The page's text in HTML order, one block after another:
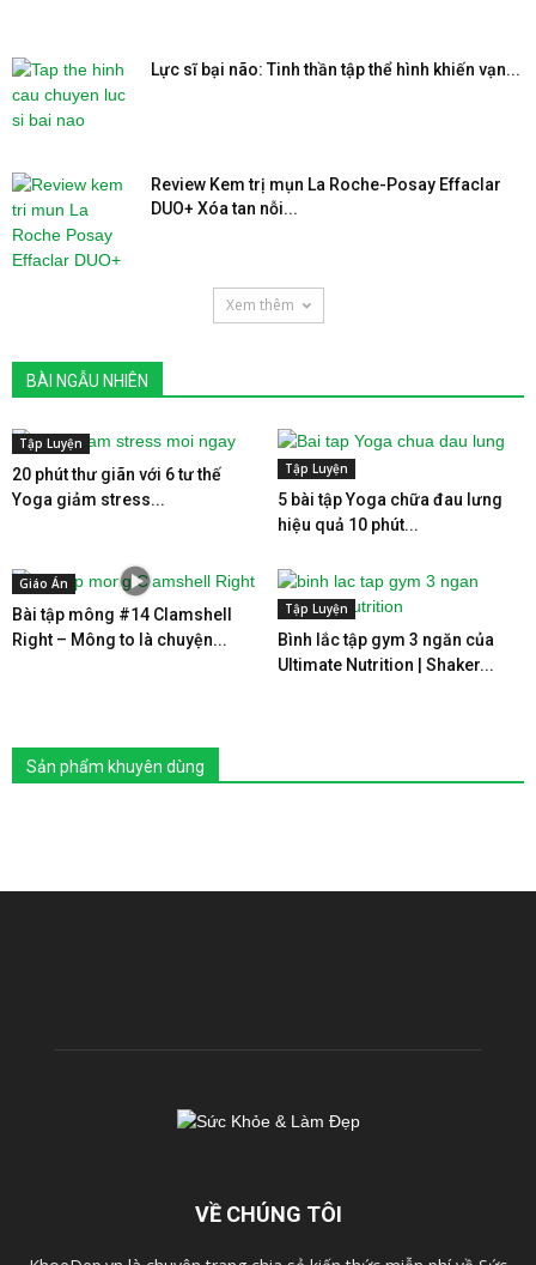
Lực sĩ bại não: Tinh thần tập thể hình khiến vạn...
Review Kem trị mụn La Roche-Posay Effaclar
DUO+ Xóa tan nỗi...
Xem thêm
BÀI NGẪU NHIÊN
Tập Luyện
20 phút thư giãn với 6 tư thế
Yoga giảm stress...
Tập Luyện
5 bài tập Yoga chữa đau lưng
hiệu quả 10 phút...
Giáo Án
Bài tập mông #14 Clamshell
Right – Mông to là chuyện...
Tập Luyện
Bình lắc tập gym 3 ngăn của
Ultimate Nutrition | Shaker...
Sản phẩm khuyên dùng
VỀ CHÚNG TÔI